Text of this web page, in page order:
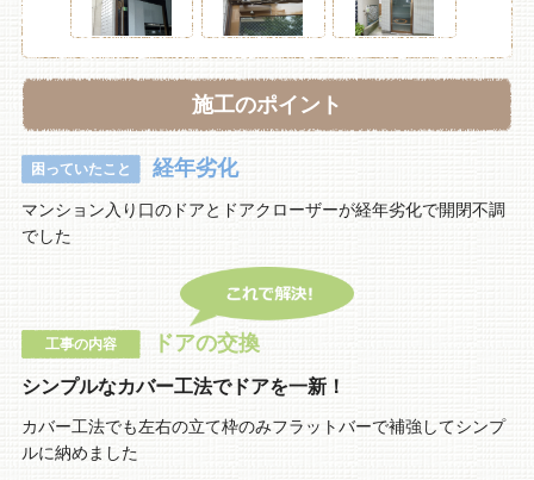
施工のポイント
困っていたこと 経年劣化
マンション入り口のドアとドアクローザーが経年劣化で開閉不調
でした
工事の内容 ドアの交換
シンプルなカバー工法でドアを一新！
カバー工法でも左右の立て枠のみフラットバーで補強してシンプ
ルに納めました